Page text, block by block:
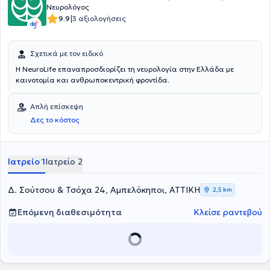
Νευρολόγος
9.9|3 αξιολογήσεις
Σχετικά με τον ειδικό
Η NeuroLife επαναπροσδιορίζει τη νευρολογία στην Ελλάδα με
καινοτομία και ανθρωποκεντρική φροντίδα.
Απλή επίσκεψη
Δες το κόστος
Ιατρείο 1Ιατρείο 2
Δ. Σούτσου & Τσόχα 24, Αμπελόκηποι, ΑΤΤΙΚΗ 2,5 km
Επόμενη διαθεσιμότητα Κλείσε ραντεβού